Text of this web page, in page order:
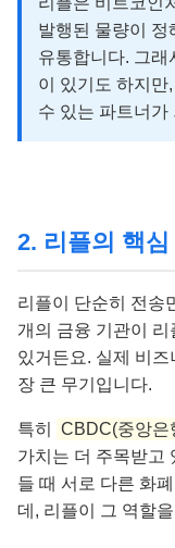
발행된 물량이 정
유통합니다. 그래
이 있기도 하지만
수 있는 파트너가
2. 리플의 핵
리플이 단순히 전송
개의 금융 기관이
있거든요. 실제 비
장 큰 무기입니다.
특히 CBDC(중앙은
가치는 더 주목받고
들 때 서로 다른 화
데, 리플이 그 역할